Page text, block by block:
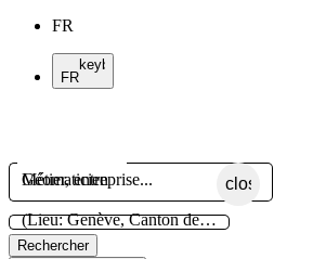
FR
FR
keyboard_arrow_right
Métier, entreprise...
close
(Lieu: Genève, Canton de Vaud...)
Rechercher